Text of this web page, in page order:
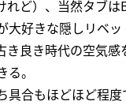
れど）、当然タブは
大好きな隠しリベ
き良き時代の空気
。
具合もほどほど程